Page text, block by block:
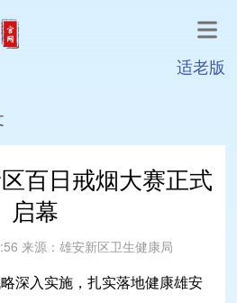
适老版
百日戒烟大赛正式
启幕
来源： 雄安新区卫生健康局
入实施，扎实落地健康雄安